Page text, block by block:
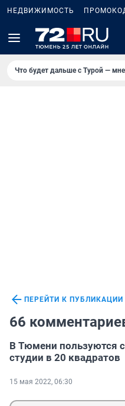
НЕДВИЖИМОСТЬ
Что будет дальше с Турой —
ПЕРЕЙТИ К ПУБЛИКАЦИИ
66
В Тюмени пользуются
студии в 20 квадратов
15 мая 2022, 06:30